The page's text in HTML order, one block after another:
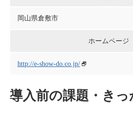
岡山県倉敷市
ホームページ
http://e-show-do.co.jp/
導入前の課題・きっ